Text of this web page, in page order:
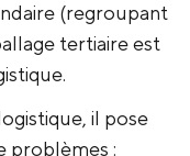
(regroupant
tertiaire est
il pose
problèmes :